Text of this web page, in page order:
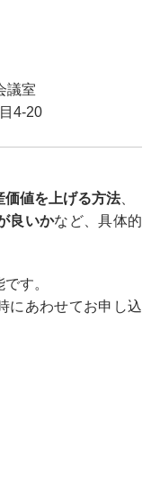
議室
4-20
価値を上げる方法、
良いかなど、具体的
す。
にあわせてお申し込